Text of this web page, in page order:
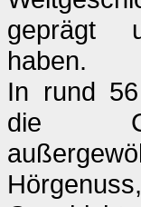
geprägt
haben.
In rund
die